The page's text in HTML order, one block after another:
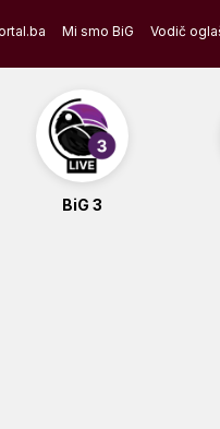
Mi smo BiG Vodič
BiG 3